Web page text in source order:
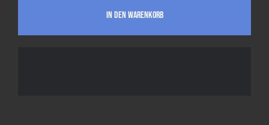
IN DEN WARENKORB